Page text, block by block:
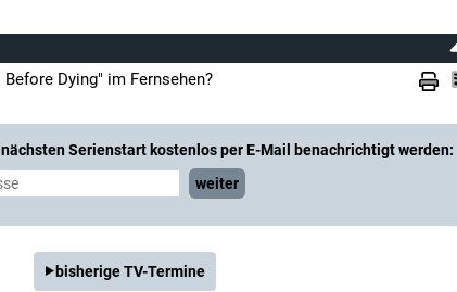
Dying" im Fernsehen?
Serienstart kostenlos per E-Mail benachrichtigt werden:
weiter
bisherige TV-Termine